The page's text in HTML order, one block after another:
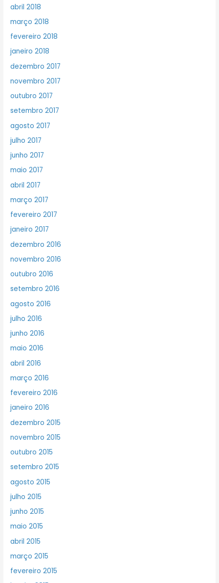
abril 2018
março 2018
fevereiro 2018
janeiro 2018
dezembro 2017
novembro 2017
outubro 2017
setembro 2017
agosto 2017
julho 2017
junho 2017
maio 2017
abril 2017
março 2017
fevereiro 2017
janeiro 2017
dezembro 2016
novembro 2016
outubro 2016
setembro 2016
agosto 2016
julho 2016
junho 2016
maio 2016
abril 2016
março 2016
fevereiro 2016
janeiro 2016
dezembro 2015
novembro 2015
outubro 2015
setembro 2015
agosto 2015
julho 2015
junho 2015
maio 2015
abril 2015
março 2015
fevereiro 2015